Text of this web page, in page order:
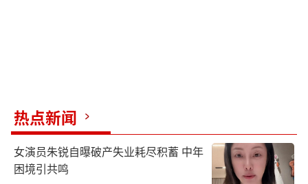
热点新闻
女演员朱锐自曝破产失业耗尽积蓄 中年
困境引共鸣